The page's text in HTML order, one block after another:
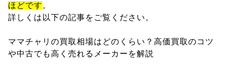
ほどです 。
詳しくは以下の記事をご覧ください。
ママチャリの買取相場はどのくらい？高価買取のコツ
や中古でも高く売れるメーカーを解説